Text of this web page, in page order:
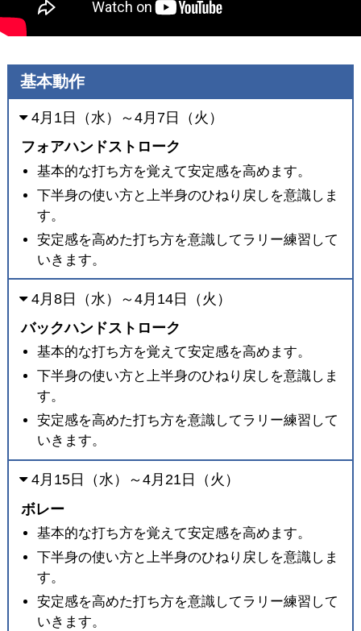
基本動作
4月1日（水）～4月7日（火）
フォアハンドストローク
基本的な打ち方を覚えて安定感を高めます。
下半身の使い方と上半身のひねり戻しを意識しま
す。
安定感を高めた打ち方を意識してラリー練習して
いきます。
4月8日（水）～4月14日（火）
バックハンドストローク
基本的な打ち方を覚えて安定感を高めます。
下半身の使い方と上半身のひねり戻しを意識しま
す。
安定感を高めた打ち方を意識してラリー練習して
いきます。
4月15日（水）～4月21日（火）
ボレー
基本的な打ち方を覚えて安定感を高めます。
下半身の使い方と上半身のひねり戻しを意識しま
す。
安定感を高めた打ち方を意識してラリー練習して
いきます。